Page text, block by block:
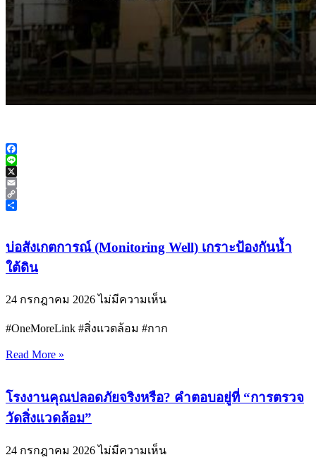
Facebook
Line
X
Email
Copy
บ่อสังเกตการณ์ (Monitoring Well) เกราะป้องกันน้ำ
ใต้ดิน
24 กรกฎาคม 2026ไม่มีความเห็น
#OneMoreLink #สิ่งแวดล้อม #กาก
Read More »
โรงงานคุณปลอดภัยจริงหรือ? คำตอบอยู่ที่ “การตรวจ
วัดสิ่งแวดล้อม”
24 กรกฎาคม 2026ไม่มีความเห็น